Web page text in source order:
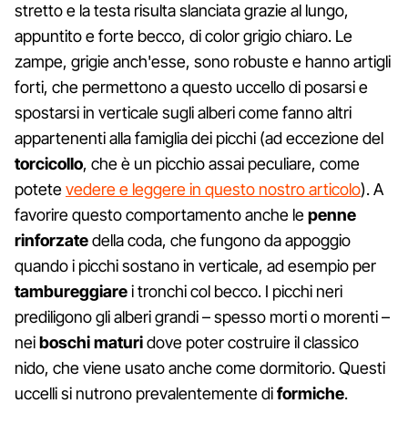
stretto e la testa risulta slanciata grazie al lungo,
appuntito e forte becco, di color grigio chiaro. Le
zampe, grigie anch'esse, sono robuste e hanno artigli
forti, che permettono a questo uccello di posarsi e
spostarsi in verticale sugli alberi come fanno altri
appartenenti alla famiglia dei picchi (ad eccezione del
torcicollo, che è un picchio assai peculiare, come
potetevedere e leggere in questo nostro articolo). A
favorire questo comportamento anche lepenne
rinforzatedella coda, che fungono da appoggio
quando i picchi sostano in verticale, ad esempio per
tambureggiarei tronchi col becco. I picchi neri
prediligono gli alberi grandi – spesso morti o morenti –
neiboschi maturidove poter costruire il classico
nido, che viene usato anche come dormitorio. Questi
uccelli si nutrono prevalentemente diformiche.